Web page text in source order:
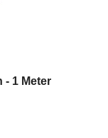
- 1 Meter